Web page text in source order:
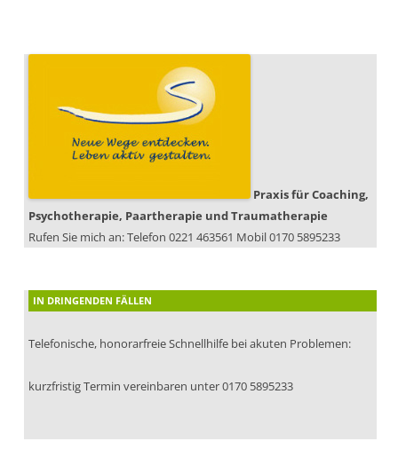
Praxis für Coaching,
Psychotherapie, Paartherapie und Traumatherapie
Rufen Sie mich an: Telefon 0221 463561 Mobil 0170 5895233
IN DRINGENDEN FÄLLEN
Telefonische, honorarfreie Schnellhilfe bei akuten Problemen:
kurzfristig Termin vereinbaren unter 0170 5895233